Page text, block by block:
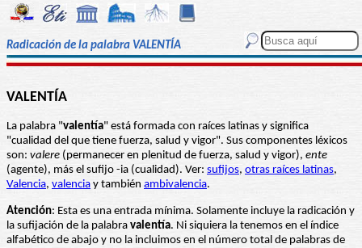
Radicación de la palabra VALENTÍA
VALENTÍA
La palabra "valentía" está formada con raíces latinas y significa
"cualidad del que tiene fuerza, salud y vigor". Sus componentes léxicos
son: valere (permanecer en plenitud de fuerza, salud y vigor), ente
(agente), más el sufijo -ia (cualidad). Ver: sufijos, otras raíces latinas,
Valencia, valencia y también ambivalencia.
Atención: Esta es una entrada mínima. Solamente incluye la radicación y
la sufijación de la palabra valentía. Ni siquiera la tenemos en el índice
alfabético de abajo y no la incluimos en el número total de palabras de